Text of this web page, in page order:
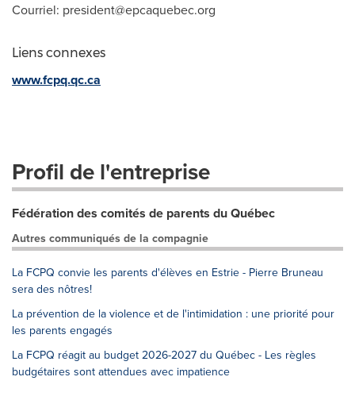
Courriel: president@epcaquebec.org
Liens connexes
www.fcpq.qc.ca
Profil de l'entreprise
Fédération des comités de parents du Québec
Autres communiqués de la compagnie
La FCPQ convie les parents d'élèves en Estrie - Pierre Bruneau
sera des nôtres!
La prévention de la violence et de l'intimidation : une priorité pour
les parents engagés
La FCPQ réagit au budget 2026-2027 du Québec - Les règles
budgétaires sont attendues avec impatience